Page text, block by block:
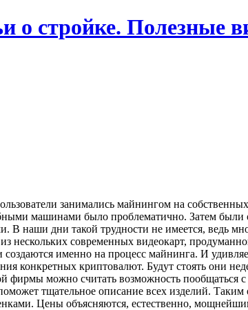
о стройке. Полезные
занимались майнингом на
машинами было проблематично. Затем
В наши дни такой трудности не имеется, ведь
нескольких современных видеокарт,
именно на процесс майнинга. И
конкретных криптовалют. Будут стоять они
можно считать возможность пообщаться
тщательное описание всех изделий.
Цены объясняются, естественно,